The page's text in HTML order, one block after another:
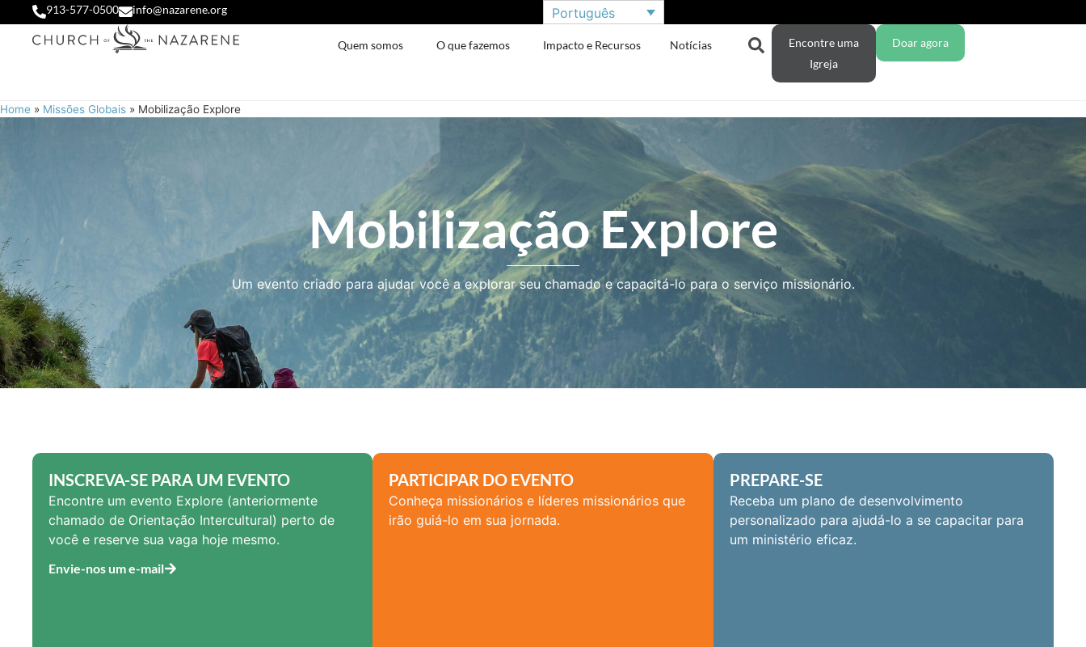
913-577-0500 info@nazarene.org Português
Quem somos O que fazemos Impacto e Recursos Notícias
Encontre uma
Igreja
Doar agora
Home » Missões Globais » Mobilização Explore
Mobilização Explore
Um evento criado para ajudar você a explorar seu chamado e capacitá-lo para o serviço missionário.
INSCREVA-SE PARA UM EVENTO
Encontre um evento Explore (anteriormente
chamado de Orientação Intercultural) perto de
você e reserve sua vaga hoje mesmo.
Envie-nos um e-mail
PARTICIPAR DO EVENTO
Conheça missionários e líderes missionários que
irão guiá-lo em sua jornada.
PREPARE-SE
Receba um plano de desenvolvimento
personalizado para ajudá-lo a se capacitar para
um ministério eficaz.